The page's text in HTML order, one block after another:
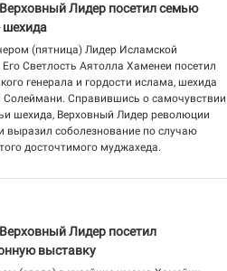
Верховный Лидер посетил семью
шехида
(пятница) Лидер Исламской
Светлость Аятолла Хаменеи посетил
генерала и гордости ислама, шехида
Справившись о самочувствии
шехида, Верховный Лидер революции
выразил соболезнование по случаю
досточтимого муджахеда.
Верховный Лидер посетил
выставку